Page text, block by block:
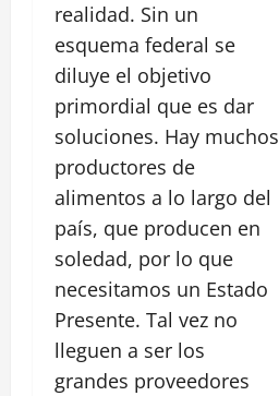
realidad. Sin un
esquema federal se
diluye el objetivo
primordial que es dar
soluciones. Hay muchos
productores de
alimentos a lo largo del
país, que producen en
soledad, por lo que
necesitamos un Estado
Presente. Tal vez no
lleguen a ser los
grandes proveedores